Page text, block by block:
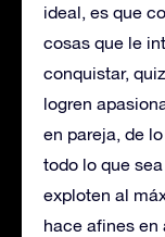
ideal, es que
cosas que le
conquistar,
logren
en pareja, de
todo lo que
exploten al
hace afines en